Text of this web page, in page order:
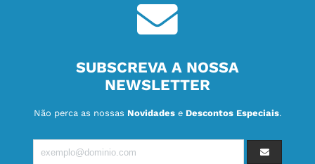
SUBSCREVA A NOSSA
NEWSLETTER
Não perca as nossas Novidades e Descontos Especiais.